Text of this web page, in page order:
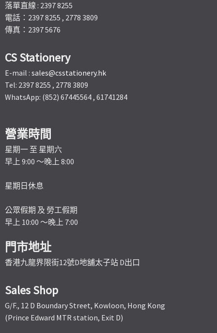
落單直線 : 2397 8255
電話：2397 8255 , 2778 3809
傳真：2397 5676
CS Stationery
E-mail : sales@csstationery.hk
Tel: 2397 8255 , 2778 3809
WhatsApp: (852) 67445564 , 61741284
營業時間
星期一 至 星期六
早上 9:00 ～晚上 8:00
星期日休息
公眾假期 及 勞工假期
早上 10:00 ～晚上 7:00
門市地址
香港九龍界限街12號D地舖太子站 D出口
Sales Shop
G/F., 12 D Boundary Street, Kowloon, Hong Kong
(Prince Edward MTR station, Exit D)